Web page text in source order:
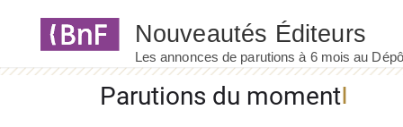
Parutions du moment